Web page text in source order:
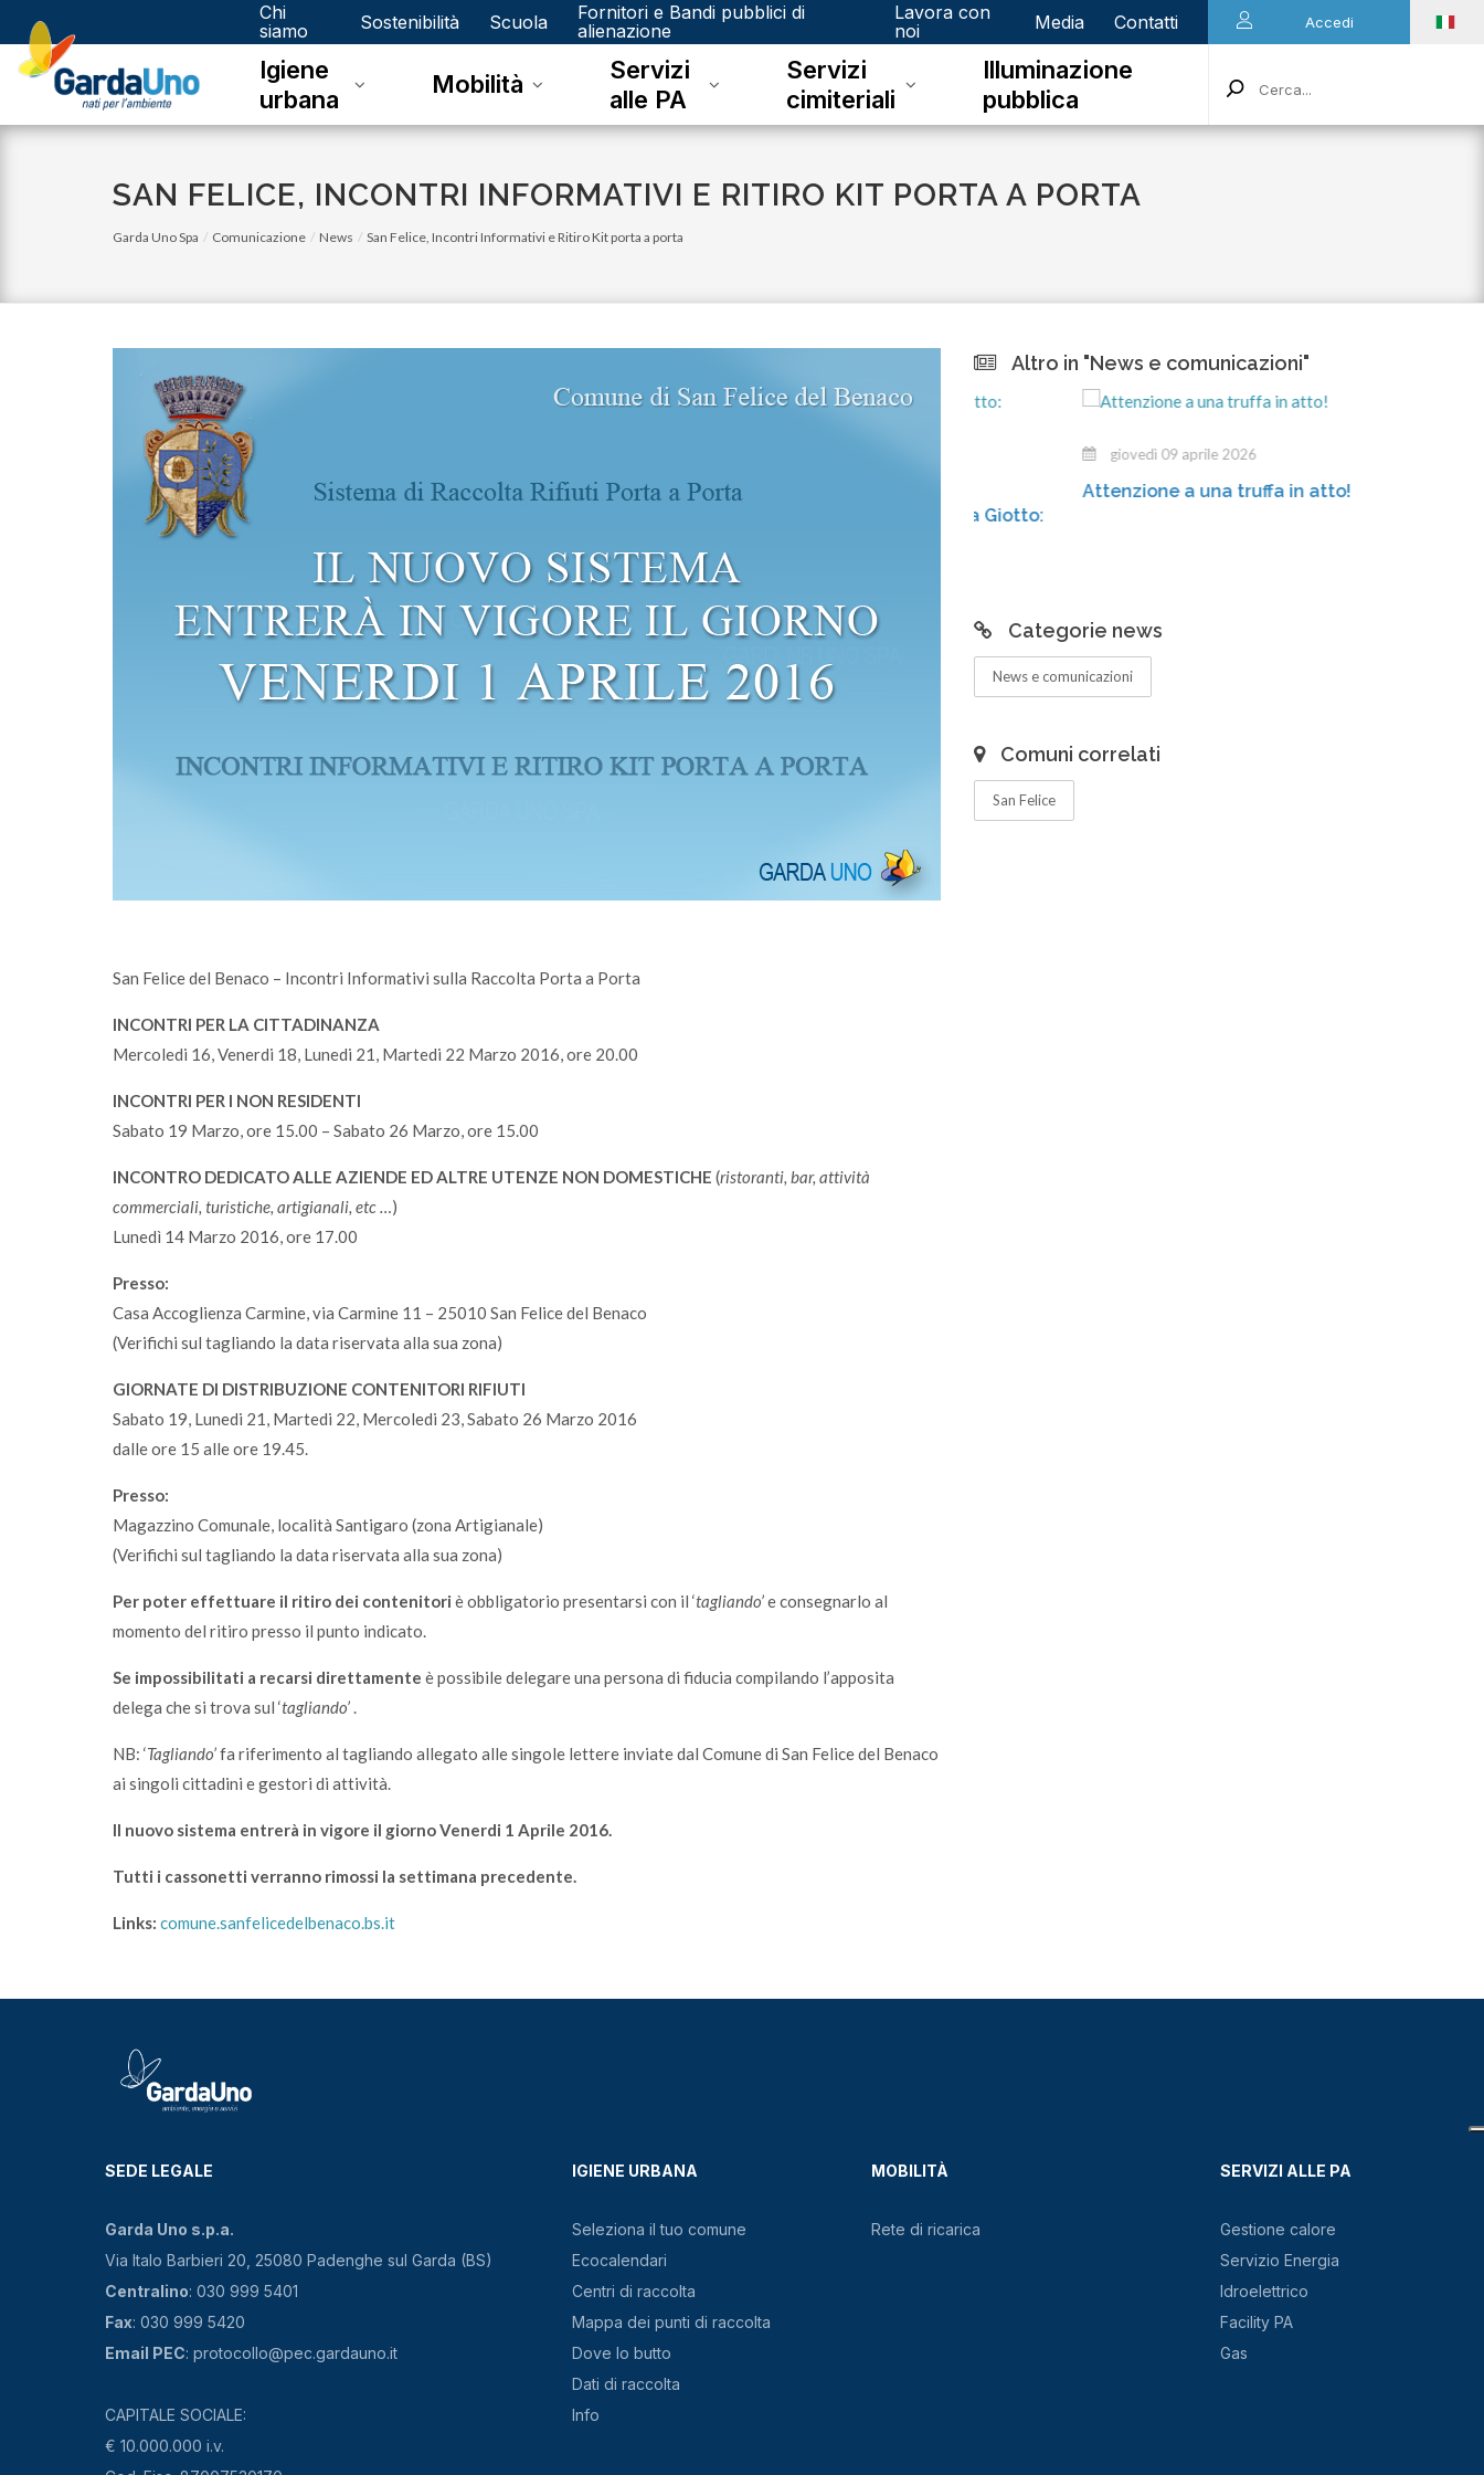
Gardauno
Spa
Chi
siamo
Sostenibilità Scuola
Fornitori e Bandi pubblici di
alienazione
Lavora con
noi
Media Contatti Accedi
Igiene
urbana
Mobilità
Servizi
alle PA
Servizi
cimiteriali
Illuminazione
pubblica
SAN FELICE, INCONTRI INFORMATIVI E RITIRO KIT PORTA A PORTA
Garda Uno Spa Comunicazione News San Felice, Incontri Informativi e Ritiro Kit porta a porta
San Felice del Benaco – Incontri Informativi sulla Raccolta Porta a Porta
INCONTRI PER LA CITTADINANZA
Mercoledi 16, Venerdi 18, Lunedi 21, Martedi 22 Marzo 2016, ore 20.00
INCONTRI PER I NON RESIDENTI
Sabato 19 Marzo, ore 15.00 – Sabato 26 Marzo, ore 15.00
INCONTRO DEDICATO ALLE AZIENDE ED ALTRE UTENZE NON DOMESTICHE (ristoranti, bar, attività
commerciali, turistiche, artigianali, etc …)
Lunedì 14 Marzo 2016, ore 17.00
Presso:
Casa Accoglienza Carmine, via Carmine 11 – 25010 San Felice del Benaco
(Verifichi sul tagliando la data riservata alla sua zona)
GIORNATE DI DISTRIBUZIONE CONTENITORI RIFIUTI
Sabato 19, Lunedi 21, Martedi 22, Mercoledi 23, Sabato 26 Marzo 2016
dalle ore 15 alle ore 19.45.
Presso:
Magazzino Comunale, località Santigaro (zona Artigianale)
(Verifichi sul tagliando la data riservata alla sua zona)
Per poter effettuare il ritiro dei contenitori è obbligatorio presentarsi con il ‘tagliando’e consegnarlo al
momento del ritiro presso il punto indicato.
Se impossibilitati a recarsi direttamente è possibile delegare una persona di fiducia compilando l’apposita
delega che si trova sul ‘tagliando’.
NB: ‘Tagliando’fa riferimento al tagliando allegato alle singole lettere inviate dal Comune di San Felice del Benaco
ai singoli cittadini e gestori di attività.
Il nuovo sistema entrerà in vigore il giorno Venerdi 1 Aprile 2016.
Tutti i cassonetti verranno rimossi la settimana precedente.
Links: comune.sanfelicedelbenaco.bs.it
Altro in "News e comunicazioni"
lunedì 05 gennaio 2026
Sono online gli ecocalendari 2026: scaricali e
fai la differenza, ogni giorno
giovedì 09 aprile 2026
Attenzione a una truffa in atto!
Categorie news
News e comunicazioni
Comuni correlati
San Felice
SEDE LEGALE
Garda Uno s.p.a.
Via Italo Barbieri 20, 25080 Padenghe sul Garda (BS)
Centralino: 030 999 5401
Fax: 030 999 5420
Email PEC: protocollo@pec.gardauno.it
CAPITALE SOCIALE:
€ 10.000.000 i.v.
IGIENE URBANA
Seleziona il tuo comune
Ecocalendari
Centri di raccolta
Mappa dei punti di raccolta
Dove lo butto
Dati di raccolta
Info
MOBILITÀ
Rete di ricarica
SERVIZI ALLE PA
Gestione calore
Servizio Energia
Idroelettrico
Facility PA
Gas